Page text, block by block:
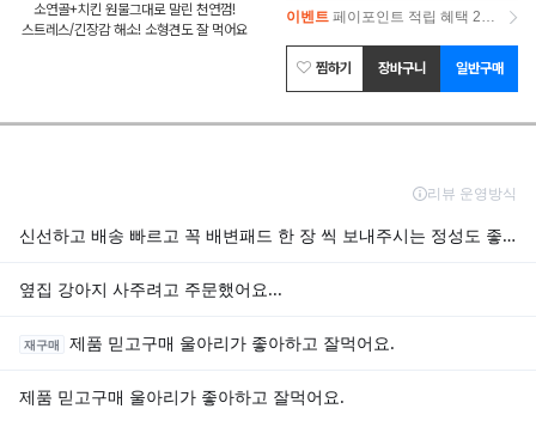
소연골+치킨 원물그대로 말린 천연껌!
스트레스/긴장감 해소! 소형견도 잘 먹어요
이벤트 페이포인트 적립 혜택 2배 UP!
이벤트페이포인트 적립 혜택 2배 UP!
찜하기
장바구니 일반구매